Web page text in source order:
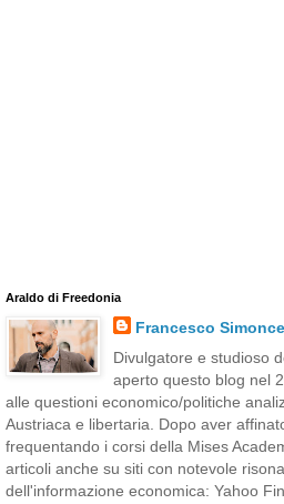
Araldo di Freedonia
Francesco
Divulgatore e studioso
aperto questo blog nel
alle questioni economico/politiche
Austriaca e libertaria. Dopo aver
frequentando i corsi della Mises
articoli anche su siti con notevole
dell'informazione economica: Yahoo